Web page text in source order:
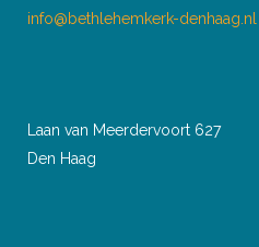
info@bethlehemkerk-denhaag.nl
Laan van Meerdervoort 627
Den Haag